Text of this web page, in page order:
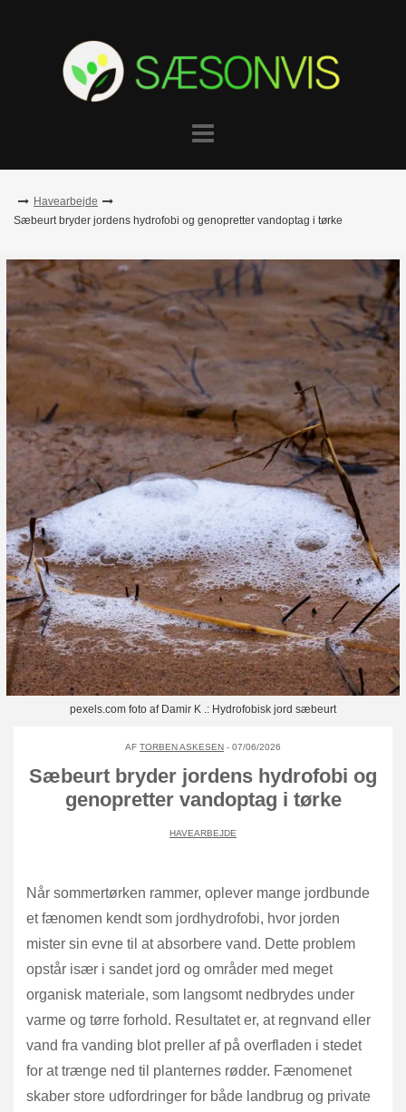
Havearbejde
Sæbeurt bryder jordens hydrofobi og genopretter vandoptag i tørke
pexels.com foto af Damir K .: Hydrofobisk jord sæbeurt
AF TORBEN ASKESEN - 07/06/2026
Sæbeurt bryder jordens hydrofobi og
genopretter vandoptag i tørke
HAVEARBEJDE
Når sommertørken rammer, oplever mange jordbunde
et fænomen kendt som jordhydrofobi, hvor jorden
mister sin evne til at absorbere vand. Dette problem
opstår især i sandet jord og områder med meget
organisk materiale, som langsomt nedbrydes under
varme og tørre forhold. Resultatet er, at regnvand eller
vand fra vanding blot preller af på overfladen i stedet
for at trænge ned til planternes rødder. Fænomenet
skaber store udfordringer for både landbrug og private